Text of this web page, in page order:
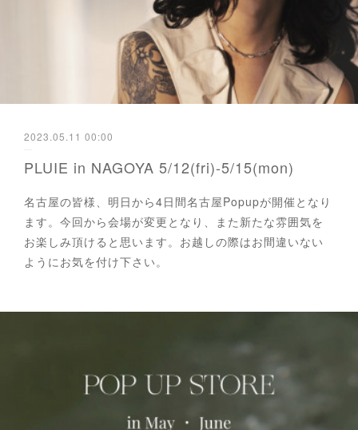
2023.05.11 00:00
PLUIE in NAGOYA 5/12(fri)-5/15(mon)
名古屋の皆様、明日から4日間名古屋Popupが開催となり
ます。今回から会場が変更となり、また新たな雰囲気を
お楽しみ頂けると思います。お越しの際はお間違いない
ようにお気を付け下さい。